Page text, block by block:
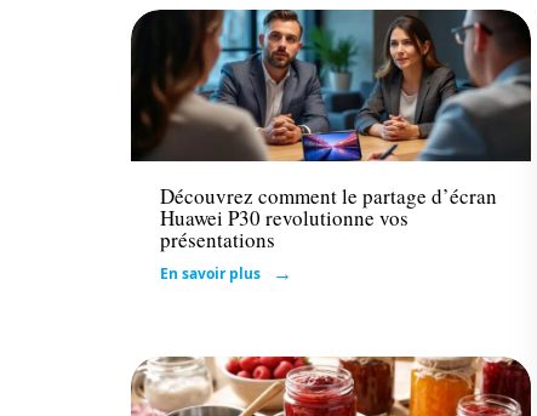
Tech
Découvrez comment le partage d’écran
Huawei P30 revolutionne vos
présentations
En savoir plus